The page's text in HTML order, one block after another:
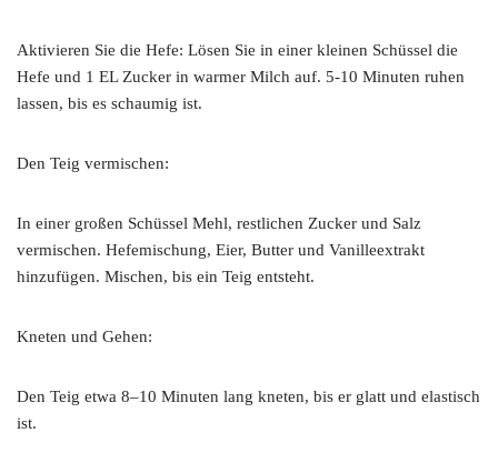
Aktivieren Sie die Hefe: Lösen Sie in einer kleinen Schüssel die
Hefe und 1 EL Zucker in warmer Milch auf. 5-10 Minuten ruhen
lassen, bis es schaumig ist.
Den Teig vermischen:
In einer großen Schüssel Mehl, restlichen Zucker und Salz
vermischen. Hefemischung, Eier, Butter und Vanilleextrakt
hinzufügen. Mischen, bis ein Teig entsteht.
Kneten und Gehen:
Den Teig etwa 8–10 Minuten lang kneten, bis er glatt und elastisch
ist.